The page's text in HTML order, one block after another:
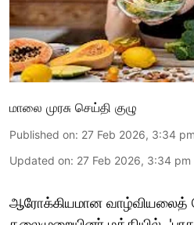
மாலை முரசு செய்தி குழு
Published on: 27 Feb 2026, 3:34 pm
Updated on: 27 Feb 2026, 3:34 pm
ஆரோக்கியமான வாழ்வியலைத்